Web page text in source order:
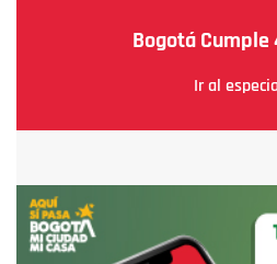
Bogotá Cumple
Ir al